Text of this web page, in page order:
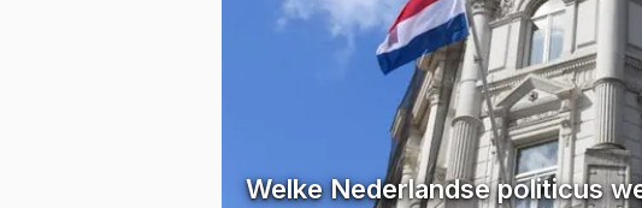
Welke Nederlandse politicus